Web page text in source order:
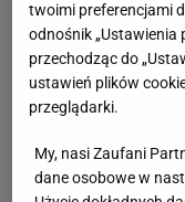
twoimi preferencjami
odnośnik „Ustawienia
przechodząc do
ustawień plików
przeglądarki.
My, nasi Zaufani
dane osobowe w